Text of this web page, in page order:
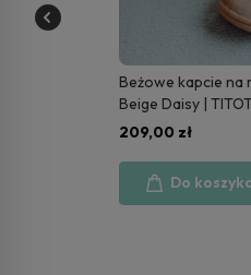
Beżowe kapcie
Beige Daisy |
209,00 zł
Do